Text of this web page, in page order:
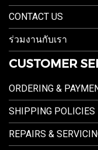
CONTACT US
ร่วมงานกับเรา
CUSTOMER
ORDERING &
SHIPPING POLICIES
REPAIRS &